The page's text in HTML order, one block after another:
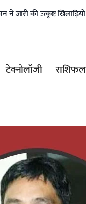
खिलाड़ियों की सूची
टेक्नोलॉजी राशिफल